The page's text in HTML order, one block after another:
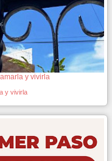
y vivirla
y vivirla